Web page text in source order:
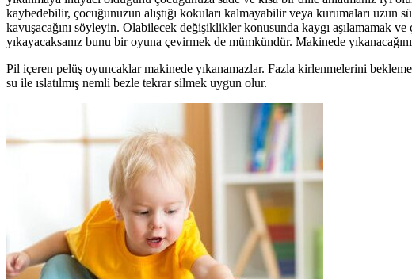
kaybedebilir, çocuğunuzun alıştığı kokuları kalmayabilir veya kurumaları uzun
kavuşacağını söyleyin. Olabilecek değişiklikler konusunda kaygı aşılamamak
yıkayacaksanız bunu bir oyuna çevirmek de mümkündür. Makinede
Pil içeren pelüş oyuncaklar makinede yıkanamazlar. Fazla kirlenmelerini
su ile ıslatılmış nemli bezle tekrar silmek uygun olur.